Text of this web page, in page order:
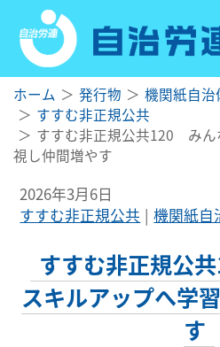
ホーム 発行物
機関紙自治
すすむ非正規公共
すすむ非正規公共120 みん
視し仲間増やす
2026年3月6日
すすむ非正規公共
機関紙自
すすむ非正規公
スキルアップへ学
す